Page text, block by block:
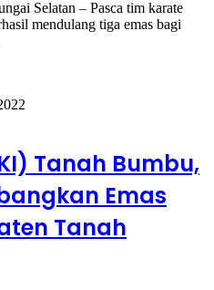
Selatan – Pasca tim karate
mendulang tiga emas bagi
Tanah Bumbu,
Emas
Tanah